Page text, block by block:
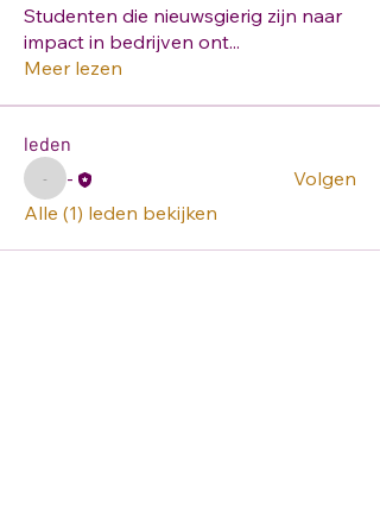
Studenten die nieuwsgierig zijn naar
impact in bedrijven ont...
Meer lezen
leden
-
Volgen
Alle (1) leden bekijken